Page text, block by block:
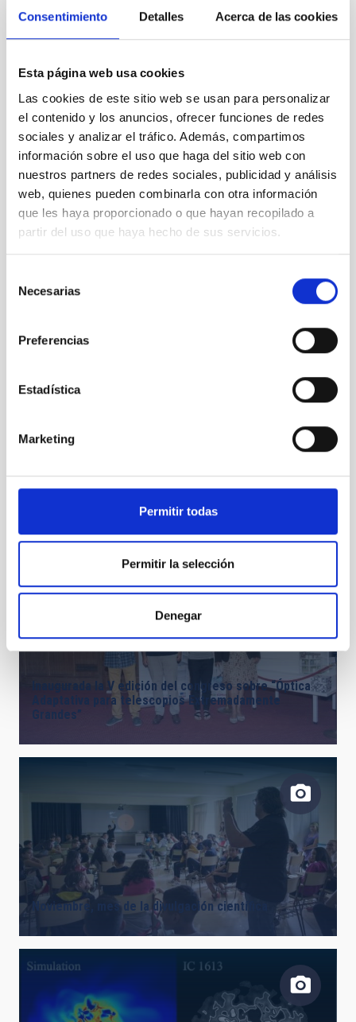
Consentimiento Detalles Acerca de las cookies
Esta página web usa cookies
Las cookies de este sitio web se usan para personalizar
el contenido y los anuncios, ofrecer funciones de redes
sociales y analizar el tráfico. Además, compartimos
información sobre el uso que haga del sitio web con
nuestros partners de redes sociales, publicidad y análisis
web, quienes pueden combinarla con otra información
que les haya proporcionado o que hayan recopilado a
partir del uso que haya hecho de sus servicios.
Necesarias
Preferencias
Estadística
Marketing
Permitir todas
Permitir la selección
Denegar
Noviembre, mes de la divulgación científica
La energética juventud de las galaxias enanas que
“¡La Astronomía mola!”
Inaugurada la V edición del congreso sobre “Óptica
Adaptativa para telescopios Extremadamente
Grandes”
Noviembre, mes de la divulgación científica